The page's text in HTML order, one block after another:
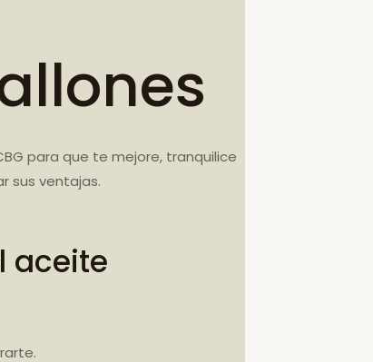
para que te mejore, tranquilice
sus ventajas.
aceite